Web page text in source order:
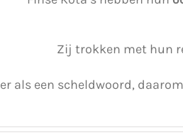
Zij trokken met hun
als een scheldwoord,